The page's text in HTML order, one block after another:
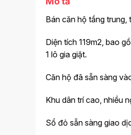
Bán căn hộ tầng trung,
Diện tích 119m2, bao
1 lô gia giặt.
Căn hộ đã sẵn sàng
Khu dân trí cao, nhiều
Sổ đỏ sẵn sàng giao